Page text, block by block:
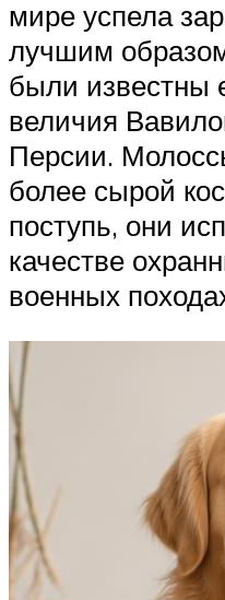
мире успела
лучшим
были известны
величия
Персии.
более сырой
поступь, они
качестве
военных